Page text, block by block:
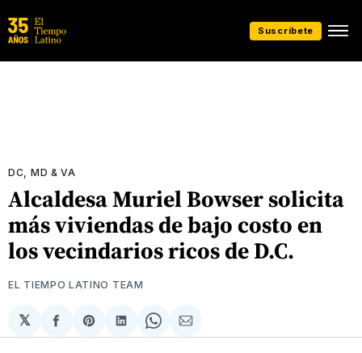
Suscríbete
DC, MD & VA
Alcaldesa Muriel Bowser solicita
más viviendas de bajo costo en
los vecindarios ricos de D.C.
EL TIEMPO LATINO TEAM
𝕏
Compartir
en
Share
on
Compartir
en
Share
on
Compartir
via